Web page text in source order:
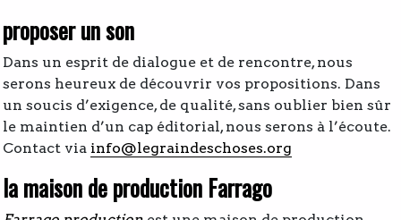
proposer un son
Dans un esprit de dialogue et de rencontre, nous
serons heureux de découvrir vos propositions. Dans
un soucis d’exigence, de qualité, sans oublier bien sûr
le maintien d’un cap éditorial, nous serons à l’écoute.
Contact via info@legraindeschoses.org
la maison de production Farrago